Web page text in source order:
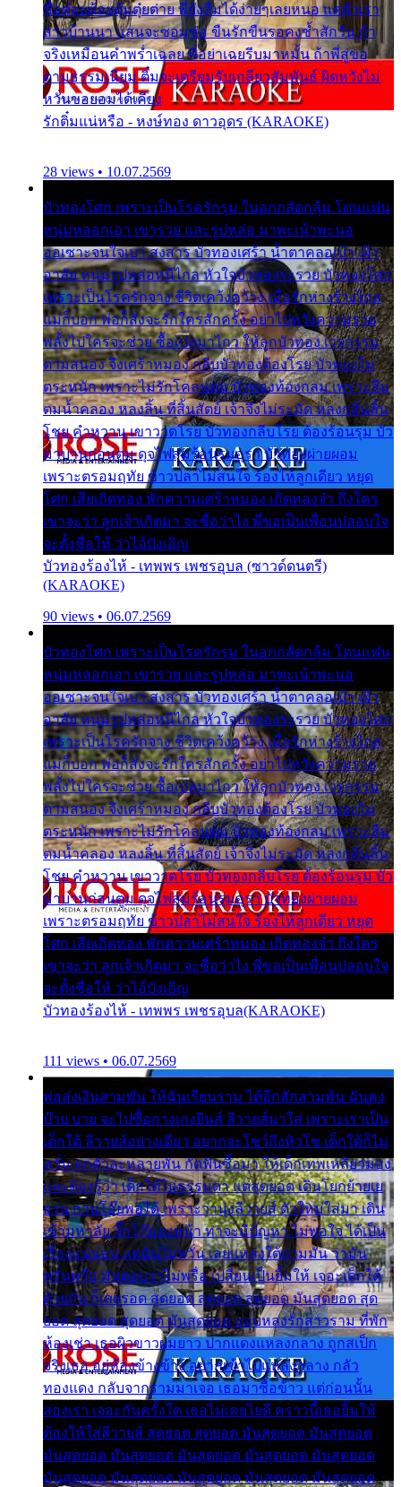
ชื่อต๋อยต้อยตุ้มตุ๋ยต่าย พี่ยังลืมได้ง่ายๆเลยหนอ แค่ตัวเรา
สาวบ้านนา แสนจะซอมซ่อ ขืนรักขืนรอคงช้ำสักวัน ถ้า
จริงเหมือนคำพร่ำเฉลย พี่อย่าเฉยรีบมาหมั้น ถ้าพี่สู่ขอ
ตามธรรมเนียม ติ๋มจะเตรียมรับเกลียวสัมพันธ์ ผิดหวังไม่
หวั่นขอยอมได้เคียง
รักติ๋มแน่หรือ - หงษ์ทอง ดาวอุดร (KARAOKE)
28 views • 10.07.2569
บัวทองโศก เพราะเป็นโรครักรุม ในอกกลัดกลุ้ม โดนแฟน
หนุ่มหลอกเอา เขารวย และรูปหล่อ มาพะเน้าพะนอ
ออเซาะจนใจเบา สงสาร บัวทองเศร้า น้ำตาคลอเบ้า เฝ้า
อาลัย หนุ่มรูปหล่อหนีไกล หัวใจบัวทองระรวย บัวทองโศก
เพราะเป็นโรครักจาง ชีวิตเคว้งคว้าง เมื่อรักห่างร้างไกล
แม่ก็บอก พ่อก็สั่งจะรักใครสักครั้ง อย่าไปหวังความรวย
พลั้งไปใครจะช่วย ซื้อเปลมาไกว ให้ลูกบัวทอง เวรกรรม
ตามสนอง จึงเศร้าหมอง กลีบบัวทองต้องโรย บัวทองไม่
ตระหนัก เพราะไม่รักโคลนตม บัวทองท้องกลม เพราะลืม
ตมน้ำคลอง หลงลิ้น ที่สิ้นสัตย์ เจ้าจึงไม่ระมัด หลงกลิ่นลิ้น
โชย คำหวาน เขาวาดโรย บัวทองกลีบโรย ต้องร้อนรุม บัว
มาบานก่อนตูม ดุจไฟสุมร้อนรุมอุรา บัวทองผ่ายผอม
เพราะตรอมฤทัย ข้าวปลาไม่สนใจ ร้องไห้ลูกเดียว หยุด
โศก เสียเถิดทอง พักความเศร้าหมอง เถิดทองจ๋า ถึงใคร
เขาจะว่า ลูกเจ้าเกิดมา จะชื่อว่าไง พี่ขอเป็นเพื่อนปลอบใจ
จะตั้งชื่อให้ ว่าไอ้บังเอิญ
บัวทองร้องไห้ - เทพพร เพชรอุบล (ซาวด์ดนตรี)
(KARAOKE)
90 views • 06.07.2569
บัวทองโศก เพราะเป็นโรครักรุม ในอกกลัดกลุ้ม โดนแฟน
หนุ่มหลอกเอา เขารวย และรูปหล่อ มาพะเน้าพะนอ
ออเซาะจนใจเบา สงสาร บัวทองเศร้า น้ำตาคลอเบ้า เฝ้า
อาลัย หนุ่มรูปหล่อหนีไกล หัวใจบัวทองระรวย บัวทองโศก
เพราะเป็นโรครักจาง ชีวิตเคว้งคว้าง เมื่อรักห่างร้างไกล
แม่ก็บอก พ่อก็สั่งจะรักใครสักครั้ง อย่าไปหวังความรวย
พลั้งไปใครจะช่วย ซื้อเปลมาไกว ให้ลูกบัวทอง เวรกรรม
ตามสนอง จึงเศร้าหมอง กลีบบัวทองต้องโรย บัวทองไม่
ตระหนัก เพราะไม่รักโคลนตม บัวทองท้องกลม เพราะลืม
ตมน้ำคลอง หลงลิ้น ที่สิ้นสัตย์ เจ้าจึงไม่ระมัด หลงกลิ่นลิ้น
โชย คำหวาน เขาวาดโรย บัวทองกลีบโรย ต้องร้อนรุม บัว
มาบานก่อนตูม ดุจไฟสุมร้อนรุมอุรา บัวทองผ่ายผอม
เพราะตรอมฤทัย ข้าวปลาไม่สนใจ ร้องไห้ลูกเดียว หยุด
โศก เสียเถิดทอง พักความเศร้าหมอง เถิดทองจ๋า ถึงใคร
เขาจะว่า ลูกเจ้าเกิดมา จะชื่อว่าไง พี่ขอเป็นเพื่อนปลอบใจ
จะตั้งชื่อให้ ว่าไอ้บังเอิญ
บัวทองร้องไห้ - เทพพร เพชรอุบล(KARAOKE)
111 views • 06.07.2569
พ่อส่งเงินสามพัน ให้ฉันเรียนราม ได้อีกสักสามพัน ฉันคง
บ๊าย บาย จะไปซื้อกางเกงยีนส์ ลีวายส์มาใส่ เพราะเราเป็น
เด็กใต้ ลีวายส์อย่างเดียว อยากจะโชว์ถึงหิวโซ เด็กใต้ก็ไม่
หวั่น ตกตัวละหลายพัน กัดฟันซื้อมา ให้เด็กเทพเหลียวมอง
และต้องรู้ว่า เด็กใต้ไม่ธรรมดา แต่สุดยอด เดินโยกย้ายเย
ยวน กวนโอ๊ยพอได้ เพราะว่านุ่งลีวายส์ ตัวใหม่ใส่มา เดิน
เข้ามหาลัย จิ๊กโก๊มองหน้า ท่าจะมีปัญหา ไม่พอใจ ได้เป็น
เรื่องแน่นอน แต่ฉันไม่หวั่น เลยแหลงใต้ถามมัน ว่ามัน
พรั่นพรือ มันตอบว่าไม่พรื่อ เปลี่ยนเป็นยิ้มให้ เจอะเด็กใต้
ด้วยกัน ก็เลยรอด สุดยอด สุดยอด สุดยอด มันสุดยอด สุด
ยอด สุดยอด สุดยอด มันสุดยอด แอบหลงรักสาวราม ที่พัก
ห้องเช่า เธอผิวขาวผมยาว ปากแดงแหลงกลาง ถูกสเป็ก
จริงเธอ อยู่ห้องข้างข้าง อยากเข้าไปแหลงกลาง กลัว
ทองแดง กลับจากรามมาเจอ เธอมาซื้อข้าว แต่ก่อนนั้น
สองเรา เจอะกันครั้งใด เธอไม่เคยไยดี คราวนี้เธอยิ้มให้
ต้องให้ใส่ลีวายส์ สุดยอด สุดยอด มันสุดยอด มันสุดยอด
มันสุดยอด มันสุดยอด มันสุดยอด มันสุดยอด มันสุดยอด
มันสุดยอด มันสุดยอด มันสุดยอด มันสุดยอด มันสุดยอด